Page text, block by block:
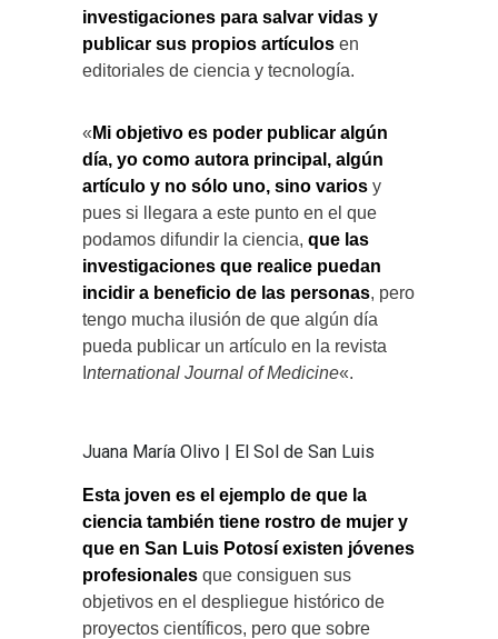
investigaciones para salvar vidas y
publicar sus propios artículos en
editoriales de ciencia y tecnología.
« Mi objetivo es poder publicar algún
día, yo como autora principal, algún
artículo y no sólo uno, sino varios y
pues si llegara a este punto en el que
podamos difundir la ciencia, que las
investigaciones que realice puedan
incidir a beneficio de las personas, pero
tengo mucha ilusión de que algún día
pueda publicar un artículo en la revista
nternational Journal of Medicine«.
Juana María Olivo | El Sol de San Luis
Esta joven es el ejemplo de que la
ciencia también tiene rostro de mujer y
que en San Luis Potosí existen jóvenes
profesionales que consiguen sus
objetivos en el despliegue histórico de
proyectos científicos, pero que sobre